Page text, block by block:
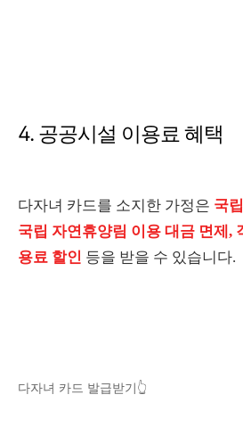
4. 공공시설 이용료 혜택
다자녀 카드를 소지한 가정은 국
국립 자연휴양림 이용 대금 면제,
용료 할인 등을 받을 수 있습니다.
다자녀 카드 발급받기👆